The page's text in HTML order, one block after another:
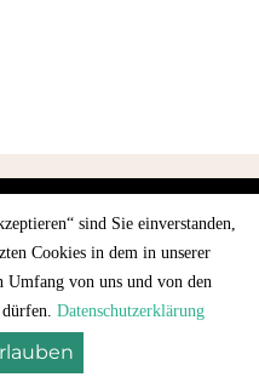
fenntartva
Datenschutz
sind Sie einverstanden,
Cookies in dem in unserer
Umfang von uns und von den
Datenschutzerklärung